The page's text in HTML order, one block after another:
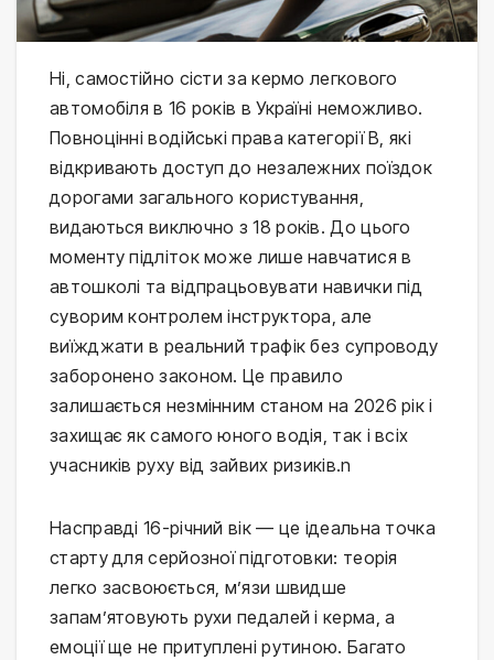
Ні, самостійно сісти за кермо легкового
автомобіля в 16 років в Україні неможливо.
Повноцінні водійські права категорії B, які
відкривають доступ до незалежних поїздок
дорогами загального користування,
видаються виключно з 18 років. До цього
моменту підліток може лише навчатися в
автошколі та відпрацьовувати навички під
суворим контролем інструктора, але
виїжджати в реальний трафік без супроводу
заборонено законом. Це правило
залишається незмінним станом на 2026 рік і
захищає як самого юного водія, так і всіх
учасників руху від зайвих ризиків.n
Насправді 16-річний вік — це ідеальна точка
старту для серйозної підготовки: теорія
легко засвоюється, м’язи швидше
запам’ятовують рухи педалей і керма, а
емоції ще не притуплені рутиною. Багато